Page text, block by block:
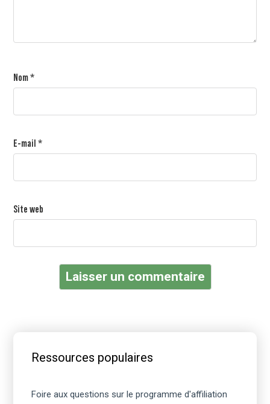
Nom*
E-mail*
Site web
latérale
Ressources populaires
Foire aux questions sur le programme d'affiliation